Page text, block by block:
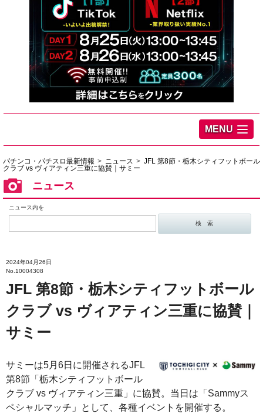
MENU
パチンコ・パチスロ最新情報 ニュース
JFL 第8節・栃木シティフットボール
クラブ vs ヴィアティン三重に協賛｜サミー
ニュース
ニュース内を
2024年04月26日
No.10004308
JFL 第8節・栃木シティフットボール
クラブ vs ヴィアティン三重に協賛｜
サミー
サミーは5月6日に開催されるJFL
第8節「栃木シティフットボール
クラブ vs ヴィアティン三重」に協賛。当日は「Sammyス
ペシャルマッチ」として、各種イベントを開催する。